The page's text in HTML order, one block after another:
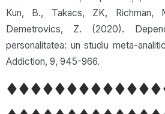
Kun, B., Takacs, ZK, Richman,
Demetrovics, Z. (2020).
personalitatea: un studiu meta-
Addiction, 9, 945-966.